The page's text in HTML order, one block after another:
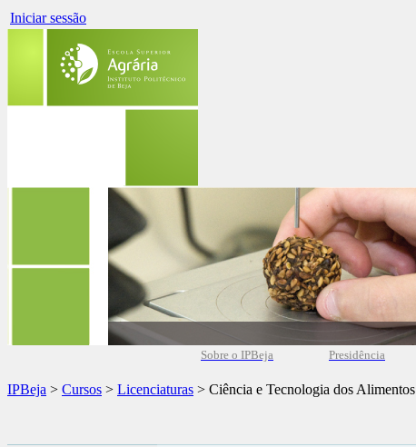
Iniciar sessão
Sobre o IPBeja Presidência
IPBeja > Cursos > Licenciaturas > Ciência e Tecnologia dos Alimentos